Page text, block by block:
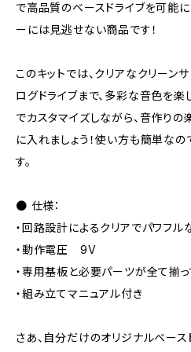
で高品質のベースドライブを可能に
ーには見逃せない商品です！
このキットでは、クリアなクリーン
ログドライブまで、多彩な音色を楽
でカスタマイズしながら、音作り
に入れましょう！使い方も簡単な
す。
● 仕様：
・回路設計によるクリアでパワフル
・動作電圧 9V
・専用基板と必要パーツが全て揃
・組み立てマニュアル付き
さあ、自分だけのオリジナルベー